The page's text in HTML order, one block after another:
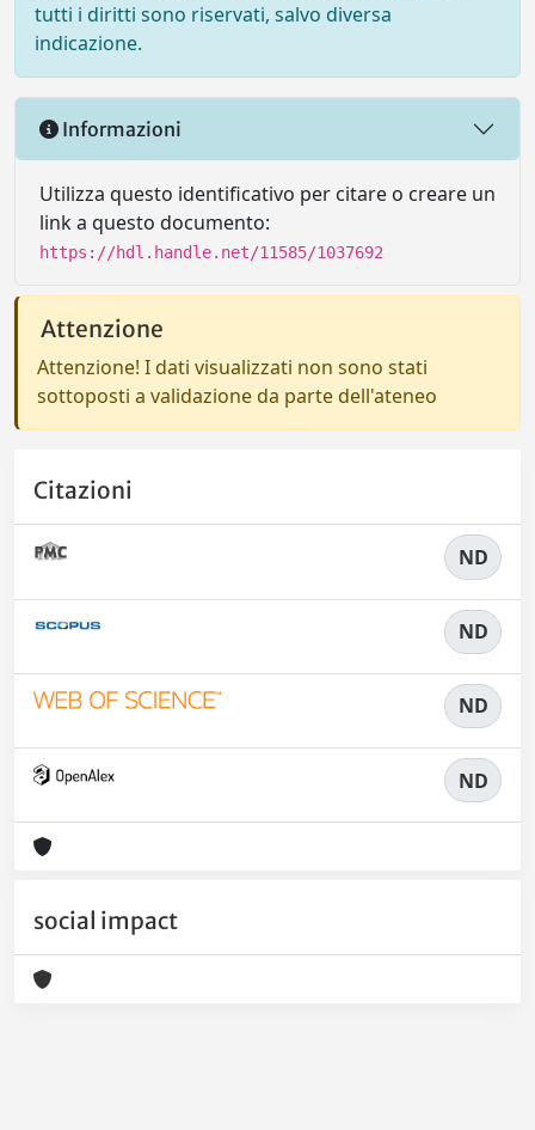
tutti i diritti sono riservati, salvo diversa
indicazione.
Informazioni
Utilizza questo identificativo per citare o creare un
link a questo documento:
https://hdl.handle.net/11585/1037692
Attenzione
Attenzione! I dati visualizzati non sono stati
sottoposti a validazione da parte dell'ateneo
Citazioni
ND
ND
ND
ND
social impact